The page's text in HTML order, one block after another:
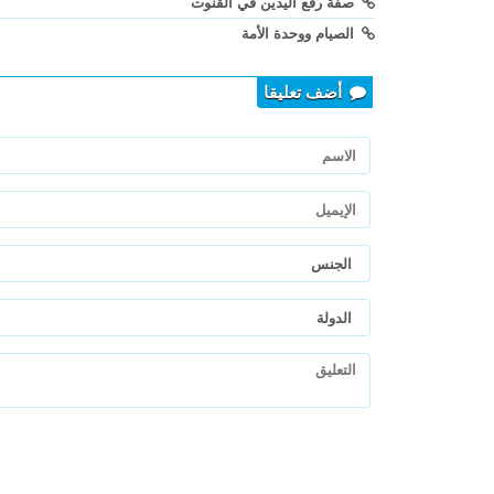
الصيام ووحدة الأمة
أضف تعليقا